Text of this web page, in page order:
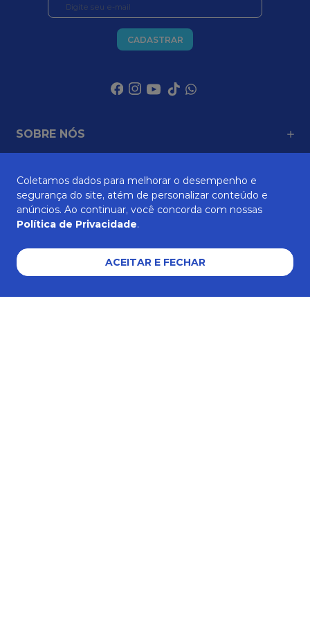
CADASTRAR
SOBRE NÓS
ATENDIMENTO
Coletamos dados para melhorar o desempenho e
segurança do site, atém de personalizar conteúdo e
anúncios. Ao continuar, você concorda com nossas
Política de Privacidade.
ACEITAR E FECHAR